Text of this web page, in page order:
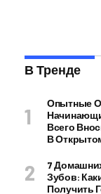
В Тренде
Опытные
Всего
В
7
Зубов:
Получить